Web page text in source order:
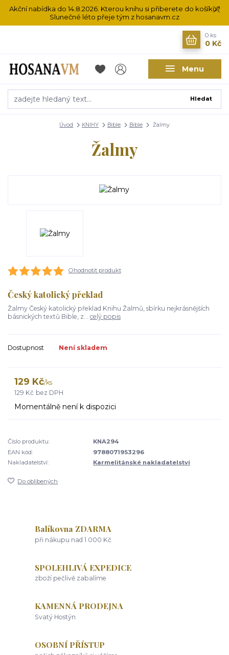
Akční nabídka do 14.8.2026. Kterou knihu si přiberete do košíku?
Slunečné léto přeje tým z hosanavm.cz
Menu
Hledat
0 ks
0 Kč
Úvod KNIHY Bible Bible Žalmy
Žalmy
Ohodnotit produkt
Český katolický překlad
Žalmy Český katolický překlad Knihu Žalmů, sbírku nejkrásnějších
básnických textů Bible, z... celý popis
Dostupnost Není skladem
129 Kč/ks
129 Kč bez DPH
Momentálně není k dispozici
Číslo produktu:
KNA294
EAN kód:
9788071953296
Nakladatelství:
Karmelitánské nakladatelství
Do oblíbených
Balíkovna ZDARMA
při nákupu nad 1 000 Kč
SPOLEHLIVÁ EXPEDICE
zboží pečlivě zabalíme
KAMENNÁ PRODEJNA
Svatý Hostýn
OSOBNÍ PŘÍSTUP